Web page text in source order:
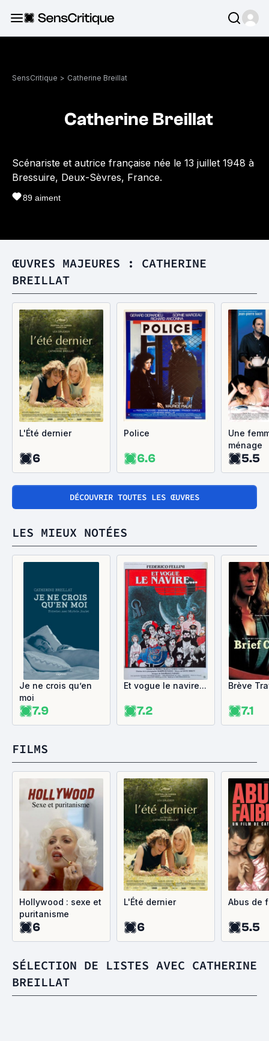
SensCritique > Catherine Breillat
Catherine Breillat
Scénariste et autrice française née le 13 juillet 1948 à
Bressuire, Deux-Sèvres, France.
89 aiment
ŒUVRES MAJEURES : CATHERINE
BREILLAT
L'Été dernier
6
Police
6.6
Une
ménage
5.5
DÉCOUVRIR TOUTES LES ŒUVRES
LES MIEUX NOTÉES
Je ne crois qu’en
moi
7.9
Et vogue le navire...
7.2
Brève
7.1
FILMS
Hollywood : sexe et
puritanisme
6
L'Été dernier
6
Abus de
5.5
SÉLECTION DE LISTES AVEC CATHERINE
BREILLAT